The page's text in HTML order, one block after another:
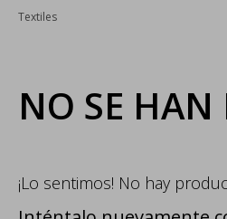
Textiles
NO SE HAN
¡Lo sentimos! No hay